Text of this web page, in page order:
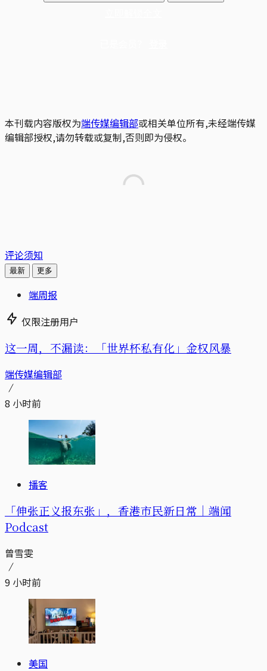
本刊载内容版权为端传媒编辑部或相关单位所有,未经端传媒
编辑部授权,请勿转载或复制,否则即为侵权。
评论须知
最新 更多
端周报
仅限注册用户
这一周，不漏读：「世界杯私有化」金权风暴
端传媒编辑部
8 小时前
播客
「伸张正义报东张」，香港市民新日常｜端闻
Podcast
曾雪雯
9 小时前
美国